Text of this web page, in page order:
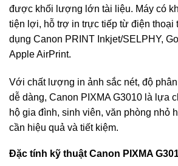
được khối lượng lớn tài liệu. Máy có
tiện lợi, hỗ trợ in trực tiếp từ điện thoại
dụng Canon PRINT Inkjet/SELPHY,
Apple AirPrint.
Với chất lượng in ảnh sắc nét, độ
dễ dàng, Canon PIXMA G3010 là lựa
hộ gia đình, sinh viên, văn phòng nhỏ
cần hiệu quả và tiết kiệm.
Đặc tính kỹ thuật Canon PIXMA